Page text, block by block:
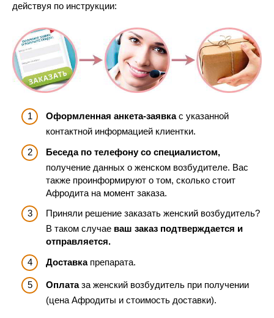
действуя по инструкции:
Оформленная анкета-заявкас указанной
контактной информацией клиентки.
Беседа по телефону со специалистом,
получение данных о женском возбудителе. Вас
также проинформируют о том, сколько стоит
Афродита на момент заказа.
Приняли решение заказать женский возбудитель?
В таком случае ваш заказ подтверждается и
отправляется.
Доставкапрепарата.
Оплатаза женский возбудитель при получении
(цена Афродиты и стоимость доставки).